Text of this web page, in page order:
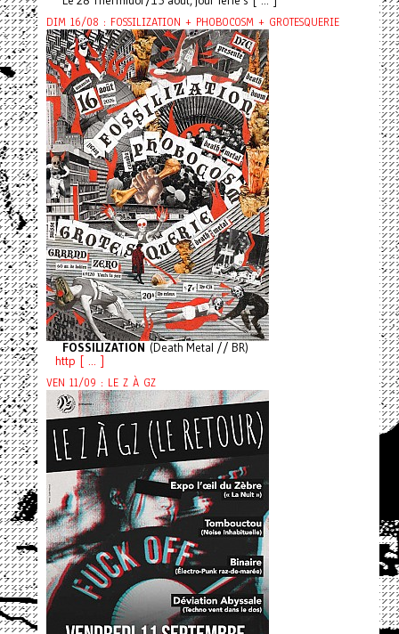
DIM 16/08 : FOSSILIZATION + PHOBOCOSM + GROTESQUERIE
FOSSILIZATION (Death Metal // BR)
http [ ... ]
VEN 11/09 : LE Z À GZ